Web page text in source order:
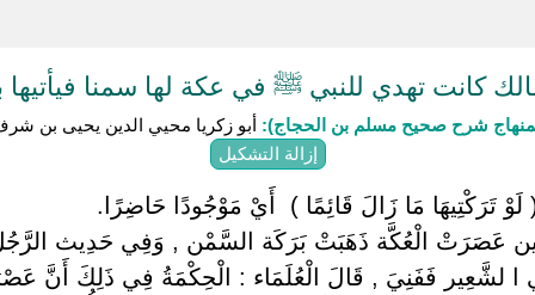
كانت تهدي للنبي ﷺ في عكة لها سمنا فيأتيها
شرح صحيح مسلم بن الحجاج): أبو زكريا محيي الدين يحيى بن شرف
إزالة التشكيل
تَرَكْتِيهَا مَا زَالَ قَائِمًا ) ‏ ‏أَيْ مَوْجُودًا حَاضِرًا.
عَصَرَتْ الْعُكَّة ذَهَبَتْ بَرَكَة السَّمْن , وَفِي حَدِيث
لشَّعِير فَفَنِيَ , قَالَ الْعُلَمَاء : الْحِكْمَةُ فِي ذَلِكَ أَنَّ